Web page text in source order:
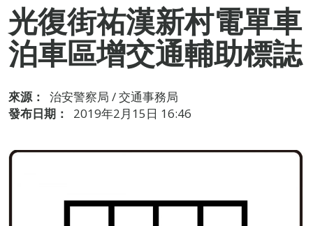
光復街祐漢新村電單車
泊車區增交通輔助標誌
來源：
治安警察局 / 交通事務局
發布日期：
2019年2月15日 16:46